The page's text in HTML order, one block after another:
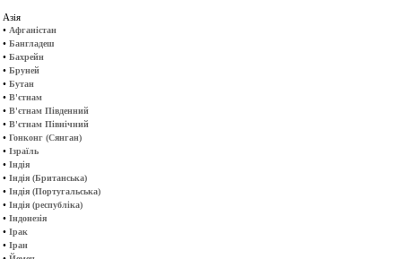
Азія
• Афганістан
• Бангладеш
• Бахрейн
• Бруней
• Бутан
• В'єтнам
• В'єтнам Південний
• В'єтнам Північний
• Гонконг (Сянган)
• Ізраїль
• Індія
• Індія (Британська)
• Індія (Португальська)
• Індія (республіка)
• Індонезія
• Ірак
• Іран